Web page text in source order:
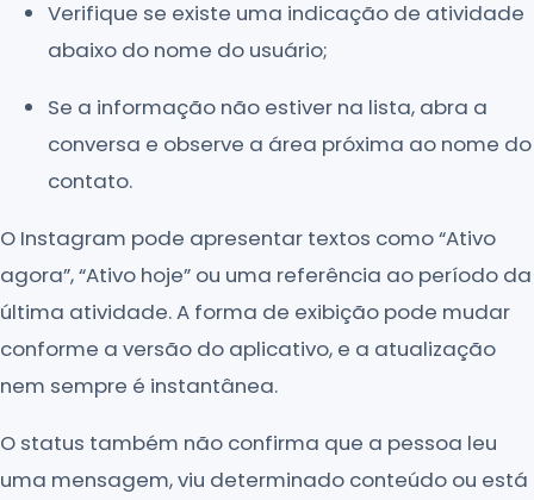
Verifique se existe uma indicação de atividade
abaixo do nome do usuário;
Se a informação não estiver na lista, abra a
conversa e observe a área próxima ao nome do
contato.
O Instagram pode apresentar textos como “Ativo
agora”, “Ativo hoje” ou uma referência ao período da
última atividade. A forma de exibição pode mudar
conforme a versão do aplicativo, e a atualização
nem sempre é instantânea.
O status também não confirma que a pessoa leu
uma mensagem, viu determinado conteúdo ou está